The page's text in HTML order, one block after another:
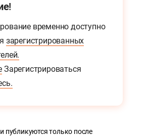
временно доступно
зарегистрированных
Зарегистрироваться
публикуются только после